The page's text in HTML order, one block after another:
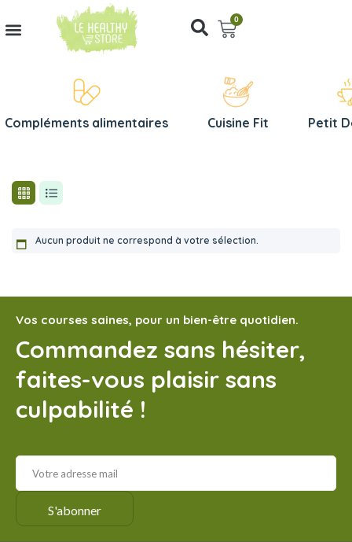
0
Compléments alimentaires Cuisine Fit Petit
Aucun produit ne correspond à votre sélection.
Vos courses saines, pour un bien-être quotidien.
Commandez sans hésiter,
faites-vous plaisir sans
culpabilité !